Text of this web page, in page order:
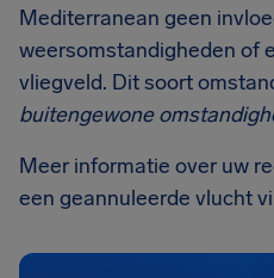
Mediterranean geen
weersomstandigheden of
vliegveld. Dit soort
buitengewone
Meer informatie over uw
een geannuleerde vlucht